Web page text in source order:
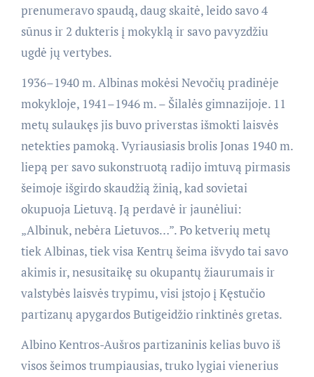
prenumeravo spaudą, daug skaitė, leido savo 4
sūnus ir 2 dukteris į mokyklą ir savo pavyzdžiu
ugdė jų vertybes.
1936–1940 m. Albinas mokėsi Nevočių pradinėje
mokykloje, 1941–1946 m. – Šilalės gimnazijoje. 11
metų sulaukęs jis buvo priverstas išmokti laisvės
netekties pamoką. Vyriausiasis brolis Jonas 1940 m.
liepą per savo sukonstruotą radijo imtuvą pirmasis
šeimoje išgirdo skaudžią žinią, kad sovietai
okupuoja Lietuvą. Ją perdavė ir jaunėliui:
„Albinuk, nebėra Lietuvos…”. Po ketverių metų
tiek Albinas, tiek visa Kentrų šeima išvydo tai savo
akimis ir, nesusitaikę su okupantų žiaurumais ir
valstybės laisvės trypimu, visi įstojo į Kęstučio
partizanų apygardos Butigeidžio rinktinės gretas.
Albino Kentros-Aušros partizaninis kelias buvo iš
visos šeimos trumpiausias, truko lygiai vienerius